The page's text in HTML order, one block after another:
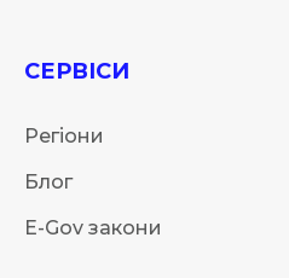
СЕРВІСИ
Регіони
Блог
E-Gov закони